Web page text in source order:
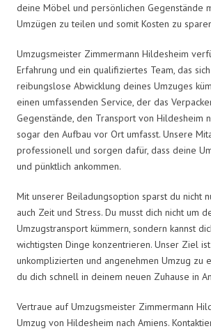
deine Möbel und persönlichen Gegenstände
Umzügen zu teilen und somit Kosten zu
Umzugsmeister Zimmermann Hildesheim
Erfahrung und ein qualifiziertes Team, das
reibungslose Abwicklung deines Umzuges
einen umfassenden Service, der das
Gegenstände, den Transport von Hildesheim
sogar den Aufbau vor Ort umfasst. Unsere
professionell und sorgen dafür, dass deine
und pünktlich ankommen.
Mit unserer Beiladungsoption sparst du nicht
auch Zeit und Stress. Du musst dich nicht um
Umzugstransport kümmern, sondern kannst
wichtigsten Dinge konzentrieren. Unser Ziel
unkomplizierten und angenehmen Umzug zu
du dich schnell in deinem neuen Zuhause in
Vertraue auf Umzugsmeister Zimmermann
Umzug von Hildesheim nach Amiens.